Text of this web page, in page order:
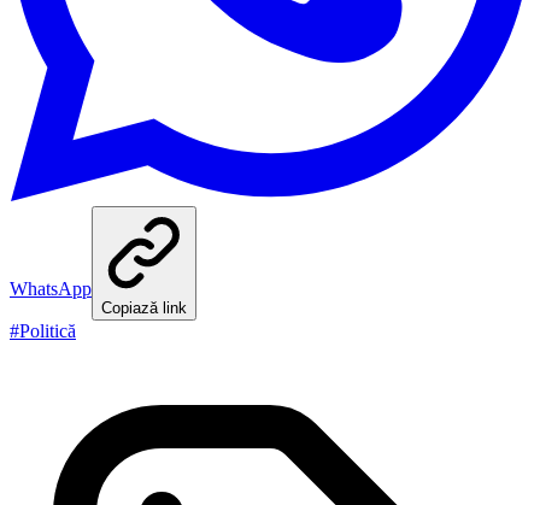
WhatsApp
Copiază link
#Politică